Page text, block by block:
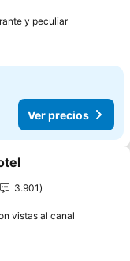
y peculiarVer
Ver precios
favoritos
3.901
vistas al canal